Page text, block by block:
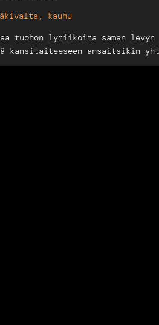
kauhu
tuohon lyriikoita saman
kansitaiteeseen ansaitsikin